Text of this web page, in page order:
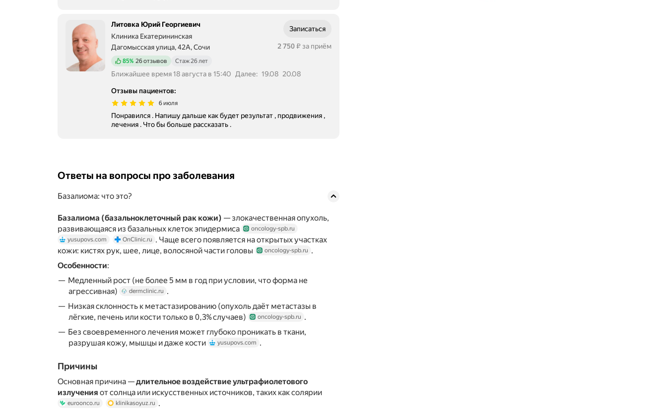
Литовка Юрий Георгиевич
Клиника Екатерининская
Дагомысская улица, 42А, Сочи
Положительных отзывов
85% 26 отзывов Стаж 26 лет
Записаться
Цена
2750
2 750 ₽ за приём
Ближайшее время 18 августа в 15:40 Далее: 19.08 20.08
Отзывы пациентов:
6 июля
Понравился . Напишу дальше как будет результат , продвижения ,
лечения . Что бы больше рассказать .
Ответы на вопросы про заболевания
Базалиома: что это?
Базалиома (базальноклеточный рак кожи) — злокачественная опухоль,
развивающаяся из базальных клеток эпидермиса
oncology-spb.ru
yusupovs.com
OnClinic.ru . Чаще всего появляется на открытых участках
кожи: кистях рук, шее, лице, волосяной части головы
oncology-spb.ru .
Особенности:
Медленный рост (не более 5 мм в год при условии, что форма не
агрессивная)
dermclinic.ru .
Низкая склонность к метастазированию (опухоль даёт метастазы в
лёгкие, печень или кости только в 0,3% случаев)
oncology-spb.ru .
Без своевременного лечения может глубоко проникать в ткани,
разрушая кожу, мышцы и даже кости
yusupovs.com .
Причины
Основная причина —длительное воздействие ультрафиолетового
излучения от солнца или искусственных источников, таких как солярии
euroonco.ru klinikasoyuz.ru .